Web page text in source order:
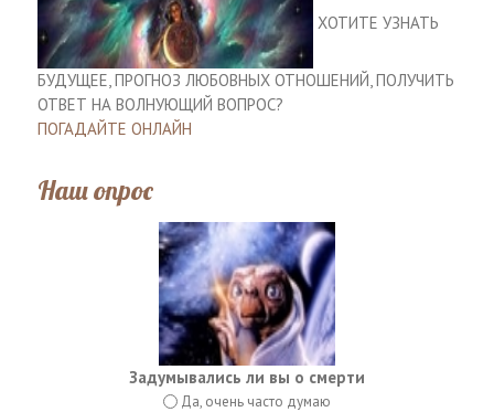
ХОТИТЕ УЗНАТЬ
БУДУЩЕЕ, ПРОГНОЗ ЛЮБОВНЫХ ОТНОШЕНИЙ, ПОЛУЧИТЬ
ОТВЕТ НА ВОЛНУЮЩИЙ ВОПРОС?
ПОГАДАЙТЕ ОНЛАЙН
Наш опрос
Задумывались ли вы о смерти
Да, очень часто думаю